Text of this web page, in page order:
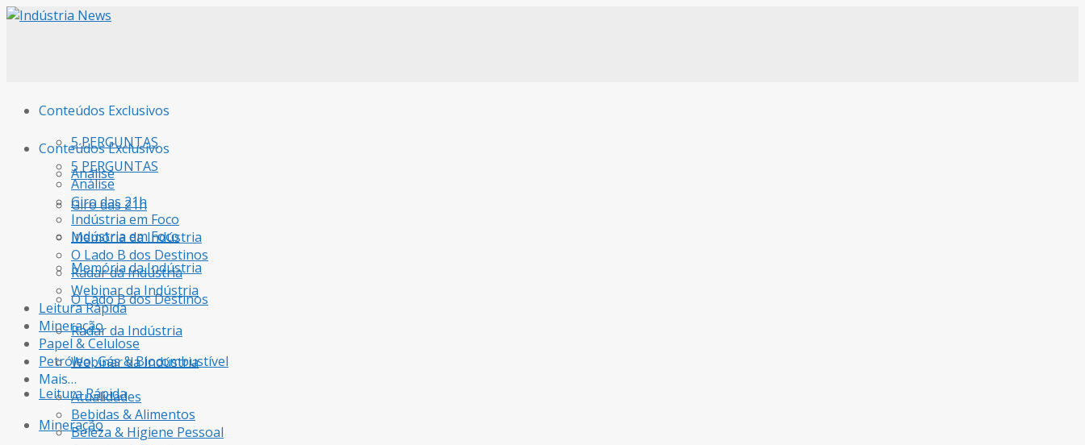
Conteúdos Exclusivos
5 PERGUNTAS
Análise
Giro das 21h
Indústria em Foco
Memória da Indústria
O Lado B dos Destinos
Radar da Indústria
Webinar da Indústria
Leitura Rápida
Mineração
Conteúdos Exclusivos
5 PERGUNTAS
Análise
Giro das 21h
Indústria em Foco
Memória da Indústria
O Lado B dos Destinos
Radar da Indústria
Webinar da Indústria
Leitura Rápida
Mineração
Papel & Celulose
Petróleo, Gás & Biocombustível
Mais…
Atualidades
Bebidas & Alimentos
Beleza & Higiene Pessoal